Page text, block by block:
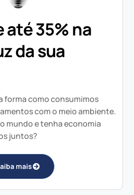
até 35% na
da sua
forma como consumimos
com o meio ambiente.
mundo e tenha economia
juntos?
mais